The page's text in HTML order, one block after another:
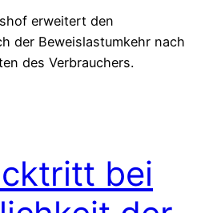
erweitert den
der Beweislastumkehr nach
des Verbrauchers.
bei